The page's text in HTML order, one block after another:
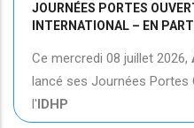
JOURNÉES PORTES
INTERNATIONAL – EN
Ce mercredi 08 juillet 2026,
lancé ses Journées Portes
l'IDHP